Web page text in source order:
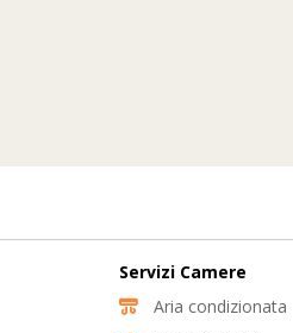
Servizi Camere
Aria condizionata